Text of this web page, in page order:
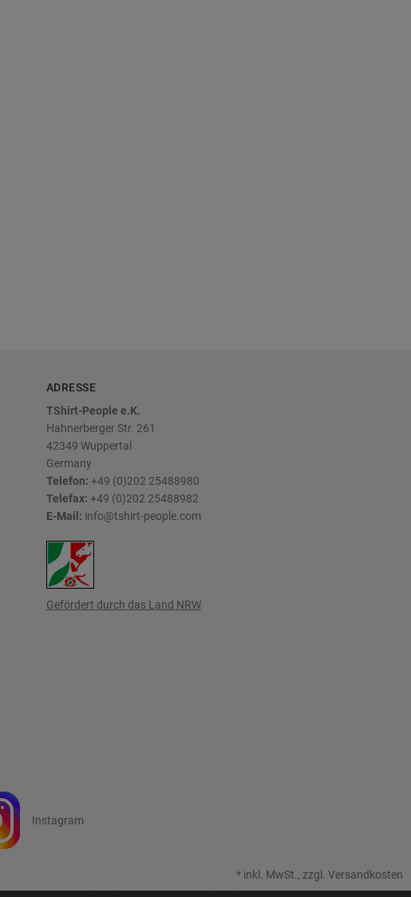
ADRESSE
TShirt-People e.K.
Hahnerberger Str. 261
42349 Wuppertal
Germany
Telefon: +49 (0)202 25488980
Telefax: +49 (0)202 25488982
E-Mail: info@tshirt-people.com
Gefördert durch das Land NRW
Instagram
* inkl. MwSt., zzgl. Versandkosten